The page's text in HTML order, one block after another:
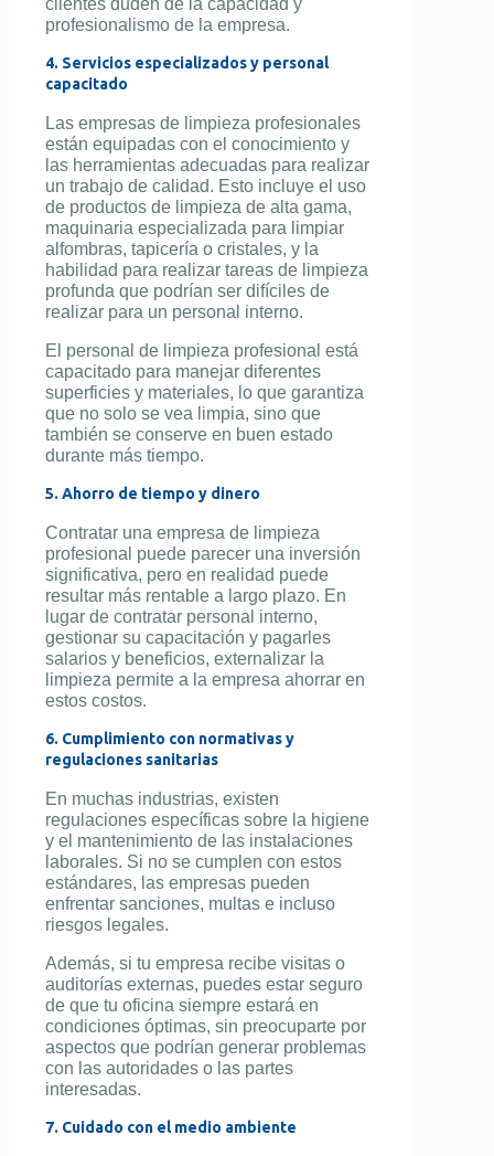
clientes duden de la capacidad y
profesionalismo de la empresa.
4. Servicios especializados y personal
capacitado
Las empresas de limpieza profesionales
están equipadas con el conocimiento y
las herramientas adecuadas para realizar
un trabajo de calidad. Esto incluye el uso
de productos de limpieza de alta gama,
maquinaria especializada para limpiar
alfombras, tapicería o cristales, y la
habilidad para realizar tareas de limpieza
profunda que podrían ser difíciles de
realizar para un personal interno.
El personal de limpieza profesional está
capacitado para manejar diferentes
superficies y materiales, lo que garantiza
que no solo se vea limpia, sino que
también se conserve en buen estado
durante más tiempo.
5. Ahorro de tiempo y dinero
Contratar una empresa de limpieza
profesional puede parecer una inversión
significativa, pero en realidad puede
resultar más rentable a largo plazo. En
lugar de contratar personal interno,
gestionar su capacitación y pagarles
salarios y beneficios, externalizar la
limpieza permite a la empresa ahorrar en
estos costos.
6. Cumplimiento con normativas y
regulaciones sanitarias
En muchas industrias, existen
regulaciones específicas sobre la higiene
y el mantenimiento de las instalaciones
laborales. Si no se cumplen con estos
estándares, las empresas pueden
enfrentar sanciones, multas e incluso
riesgos legales.
Además, si tu empresa recibe visitas o
auditorías externas, puedes estar seguro
de que tu oficina siempre estará en
condiciones óptimas, sin preocuparte por
aspectos que podrían generar problemas
con las autoridades o las partes
interesadas.
7. Cuidado con el medio ambiente